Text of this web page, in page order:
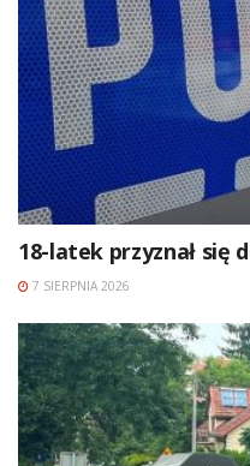
18-latek przyznał się
7 SIERPNIA 2026